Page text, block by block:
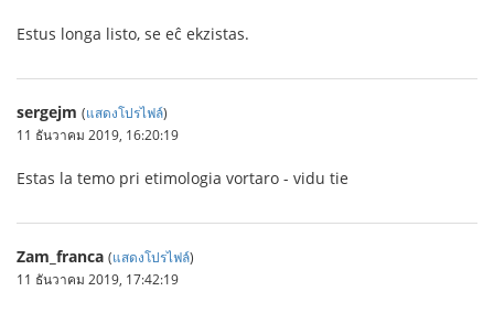
Estus longa listo, se eĉ ekzistas.
sergejm (แสดงโปรไฟล์)
11 ธันวาคม 2019, 16:20:19
Estas la temo pri etimologia vortaro - vidu tie
Zam_franca (แสดงโปรไฟล์)
11 ธันวาคม 2019, 17:42:19